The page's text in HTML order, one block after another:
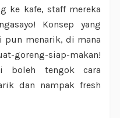
ke kafe, staff mereka
Konsep yang
pun menarik, di mana
siap-makan!
boleh tengok cara
dan nampak fresh